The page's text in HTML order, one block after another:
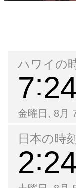
ハワイの
7 24
金曜日, 8月
日本の時刻
2 24